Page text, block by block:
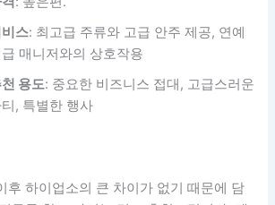
스: 최고급 주류와 고급 안주 제공, 연예
매니저와의 상호작용
용도: 중요한 비즈니스 접대, 고급스러운
, 특별한 행사
후 하이업소의 큰 차이가 없기 때문에 담